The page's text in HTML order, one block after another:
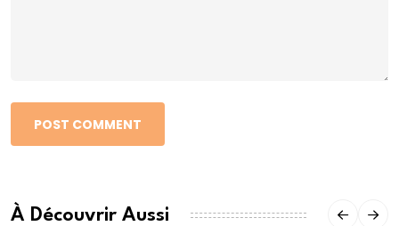
POST COMMENT
À Découvrir Aussi